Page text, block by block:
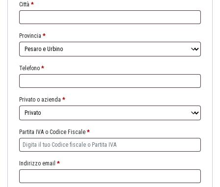
Città *
Provincia *
Telefono *
Privato o azienda *
Partita IVA o Codice Fiscale *
Indirizzo email *